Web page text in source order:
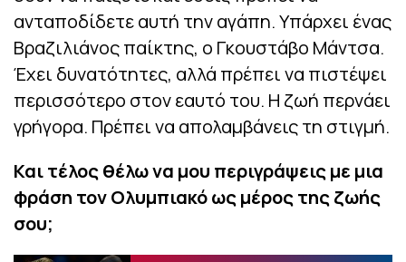
ανταποδίδετε αυτή την αγάπη. Υπάρχει ένας
Βραζιλιάνος παίκτης, ο Γκουστάβο Μάντσα.
Έχει δυνατότητες, αλλά πρέπει να πιστέψει
περισσότερο στον εαυτό του. Η ζωή περνάει
γρήγορα. Πρέπει να απολαμβάνεις τη στιγμή.
Και τέλος θέλω να μου περιγράψεις με μια
φράση τον Ολυμπιακό ως μέρος της ζωής
σου;